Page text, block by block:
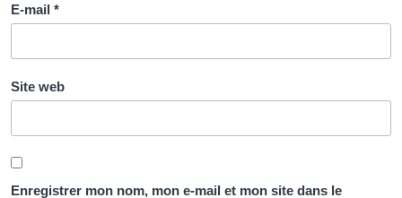
E-mail *
Site web
Enregistrer mon nom, mon e-mail et mon site dans le